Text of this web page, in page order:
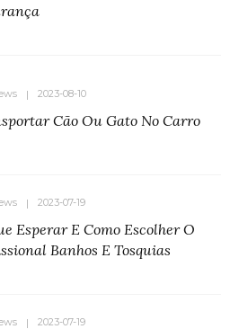
2023-08-10
Cão Ou Gato No Carro
2023-07-19
Esperar E Como Escolher O
Banhos E Tosquias
2023-07-19